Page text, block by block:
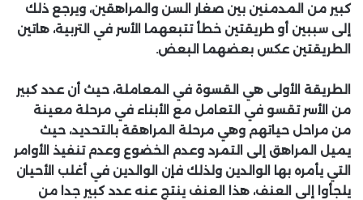
كبير من المدمنين بين صغار السن والمراهقين، ويرجع ذلك
إلى سببين أو طريقتين خطأ تتبعهما الأسر في التربية، هاتين
الطريقتين عكس بعضهما البعض.
الطريقة الأولى هي القسوة في المعاملة، حيث أن عدد كبير
من الأسر تقسو في التعامل مع الأبناء في مرحلة معينة
من مراحل حياتهم وهي مرحلة المراهقة بالتحديد، حيث
يميل المراهق إلى التمرد وعدم الخضوع وعدم تنفيذ الأوامر
التي يأمره بها الوالدين ولذلك فإن الوالدين في أغلب الأحيان
يلجأوا إلى العنف، هذا العنف ينتج عنه عدد كبير جدا من